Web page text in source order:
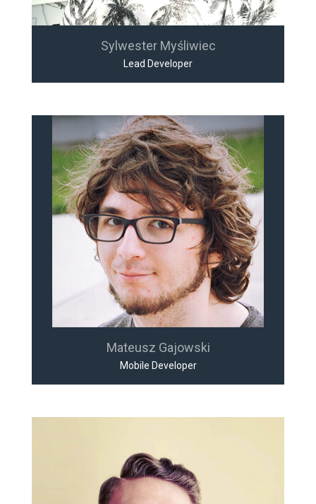
Sylwester Myśliwiec
Lead Developer
Mateusz Gajowski
Mobile Developer